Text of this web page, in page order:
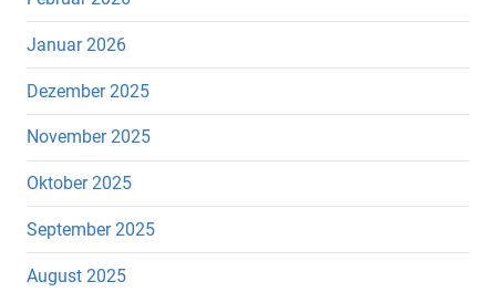
Januar 2026
Dezember 2025
November 2025
Oktober 2025
September 2025
August 2025